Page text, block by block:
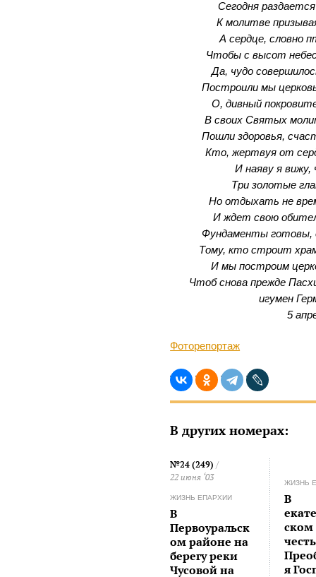
Сегодня
К молитве
А сердце, словно
Чтобы с высот
Да, чудо
Построили мы
О, дивный
В своих Святых
Пошли здоровья,
Кто, жертвуя от
И наяву я вижу,
Три золотые
Но отдыхать не
И ждет свою
Фундаменты готовы,
Тому, кто строит
И мы построим
Чтоб снова прежде
игумен
5
Фоторепортаж
В других номерах:
№24 (249) /
22 июня ‘03
ЖИЗНЬ ЕПАРХИИ
В
Первоуральск
ом районе на
берегу реки
Чусовой на
ЖИЗНЬ
В
ском
честь
я